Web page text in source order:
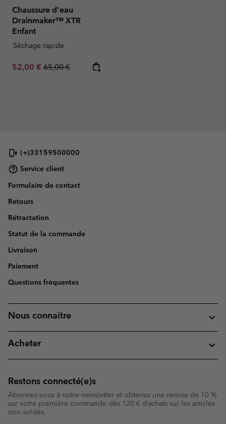
Chaussure d'eau
Drainmaker™ XTR
Enfant
Séchage rapide
Sale price:
52,00 € Regular price:
65,00 €
(+)33159500000
Service client
Formulaire de contact
Retours
Rétractation
Statut de la commande
Livraison
Paiement
Questions fréquentes
Nous connaitre
Acheter
Restons connecté(e)s
Abonnez-vous à notre newsletter et obtenez une remise de 10 %
sur votre première commande dès 120 € d’achats sur les articles
non soldés.